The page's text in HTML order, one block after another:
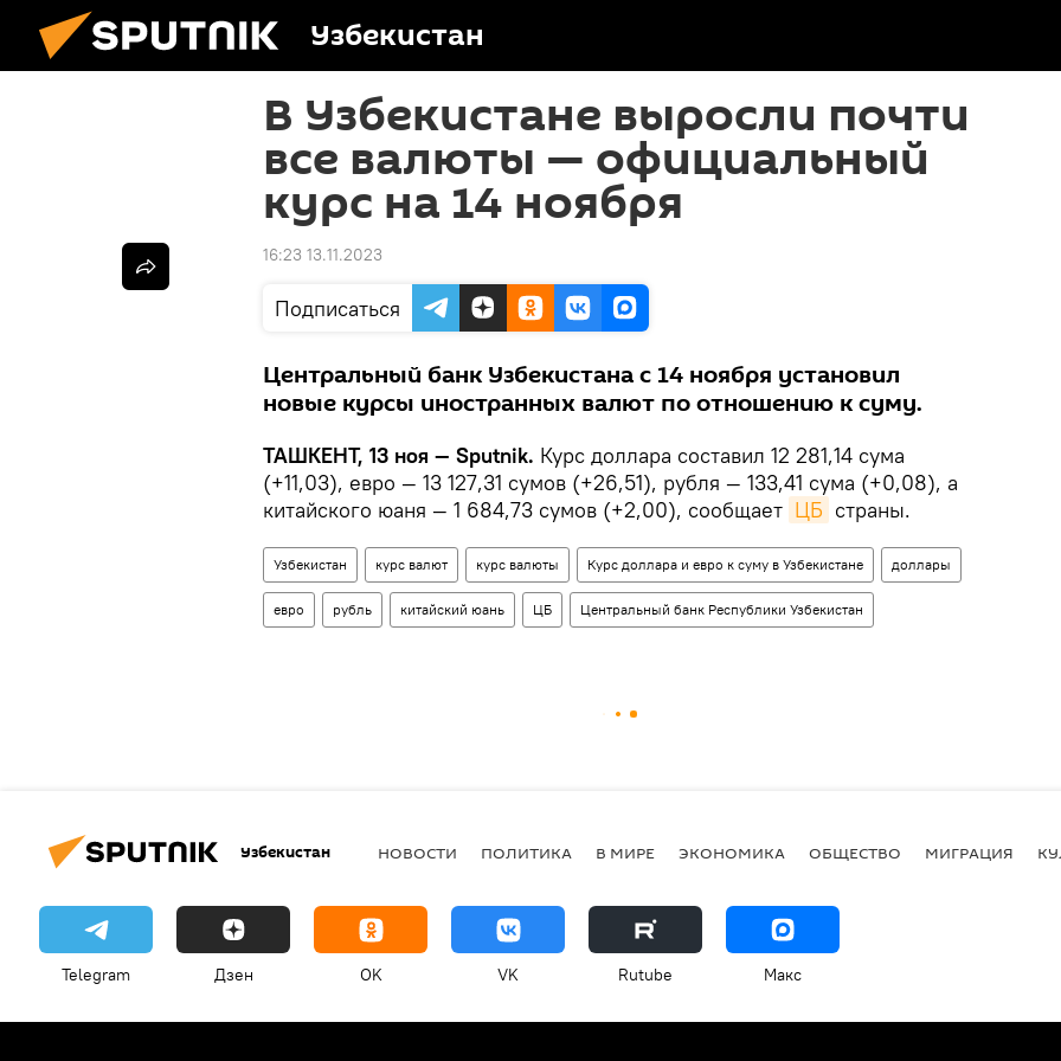
Узбекистан
В Узбекистане выросли почти
все валюты — официальный
курс на 14 ноября
16:23 13.11.2023
Подписаться
Центральный банк Узбекистана с 14 ноября установил
новые курсы иностранных валют по отношению к суму.
ТАШКЕНТ, 13 ноя — Sputnik. Курс доллара составил 12 281,14 сума
(+11,03), евро — 13 127,31 сумов (+26,51), рубля — 133,41 сума (+0,08), а
китайского юаня — 1 684,73 сумов (+2,00), сообщает ЦБ страны.
Узбекистан курс валют курс валюты Курс доллара и евро к суму в Узбекистане доллары
евро рубль китайский юань ЦБ Центральный банк Республики Узбекистан
Узбекистан НОВОСТИ ПОЛИТИКА В МИРЕ ЭКОНОМИКА ОБЩЕСТВО МИГРАЦИЯ
Telegram Дзен OK VK Rutube Макс